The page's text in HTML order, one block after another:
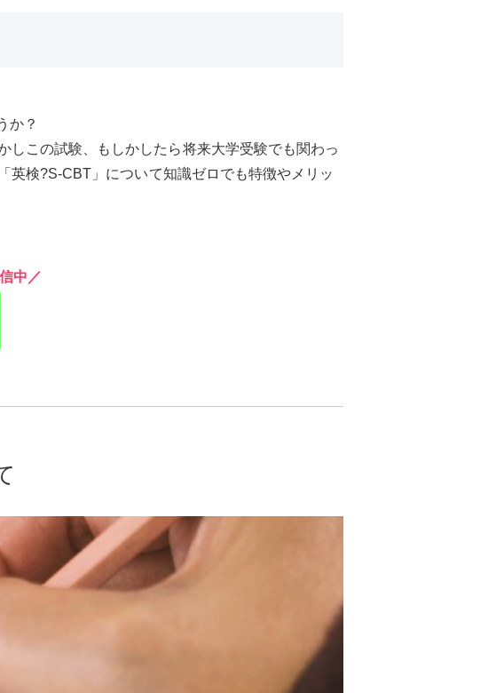
か？
しこの試験、もしかしたら将来大学受験でも関わっ
英検?S-CBT」について知識ゼロでも特徴やメリッ
中／